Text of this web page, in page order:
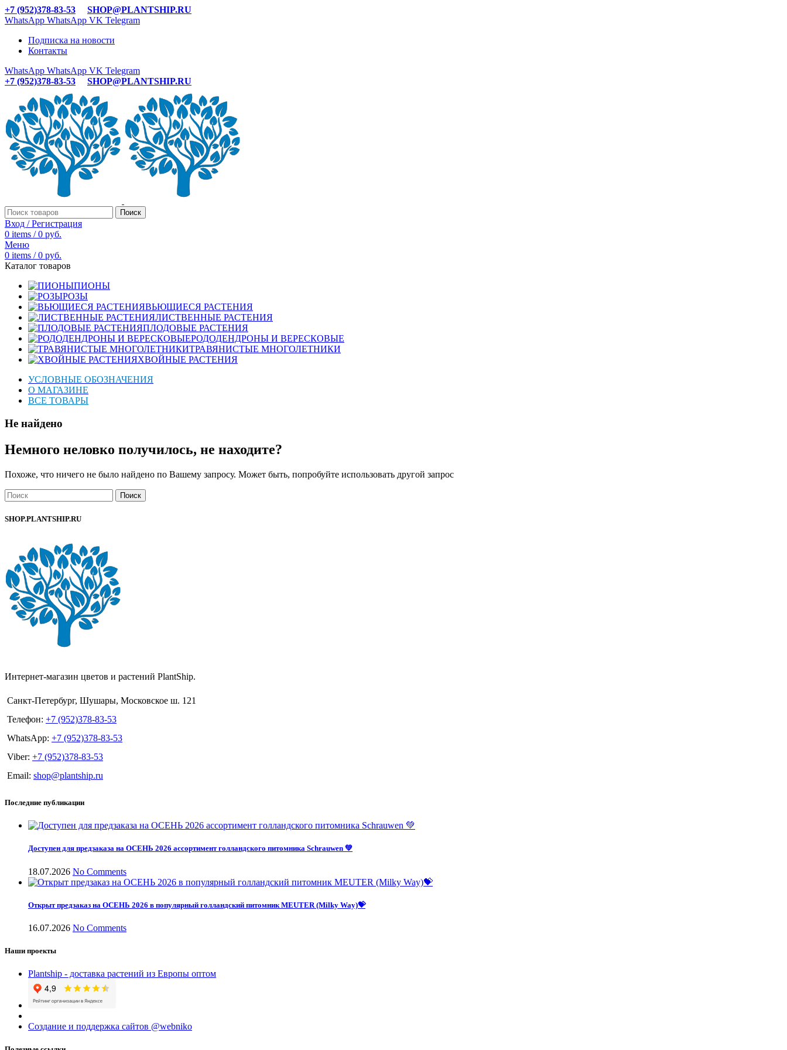
+7 (952)378-83-53
SHOP@PLANTSHIP.RU
WhatsApp WhatsApp VK Telegram
Подписка на новости
Контакты
WhatsApp WhatsApp VK Telegram
+7 (952)378-83-53
SHOP@PLANTSHIP.RU
Поиск
Вход / Регистрация
0 items / 0 руб.
Меню
0 items / 0 руб.
Каталог товаров
ПИОНЫ
РОЗЫ
ВЬЮЩИЕСЯ РАСТЕНИЯ
ЛИСТВЕННЫЕ РАСТЕНИЯ
ПЛОДОВЫЕ РАСТЕНИЯ
РОДОДЕНДРОНЫ И ВЕРЕСКОВЫЕ
ТРАВЯНИСТЫЕ МНОГОЛЕТНИКИ
ХВОЙНЫЕ РАСТЕНИЯ
УСЛОВНЫЕ ОБОЗНАЧЕНИЯ
О МАГАЗИНЕ
ВСЕ ТОВАРЫ
Не найдено
Немного неловко получилось, не находите?
Похоже, что ничего не было найдено по Вашему запросу. Может быть, попробуйте использовать другой запрос
Поиск
SHOP.PLANTSHIP.RU
Интернет-магазин цветов и растений PlantShip.
Санкт-Петербург, Шушары, Московское ш. 121
Телефон: +7 (952)378-83-53
WhatsApp: +7 (952)378-83-53
Viber: +7 (952)378-83-53
Email: shop@plantship.ru
Последние публикации
Доступен для предзаказа на ОСЕНЬ 2026 ассортимент голландского питомника Schrauwen 💚
18.07.2026 No Comments
Открыт предзаказ на ОСЕНЬ 2026 в популярный голландский питомник MEUTER (Milky Way)💝
16.07.2026 No Comments
Наши проекты
Plantship - доставка растений из Европы оптом
Создание и поддержка сайтов @webniko